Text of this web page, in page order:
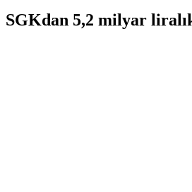
SGKdan 5,2 milyar